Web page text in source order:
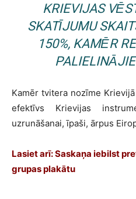
KRIEVIJAS
SKATĪJUMU
150%, KAMĒR
Kamēr tvitera nozīme
efektīvs Krievijas
uzrunāšanai, īpaši, ārpus
Lasiet arī:Saskaņa iebilst
grupas plakātu